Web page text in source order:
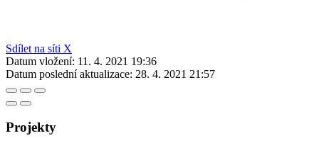
Sdílet na síti X
Datum vložení: 11. 4. 2021 19:36
Datum poslední aktualizace: 28. 4. 2021 21:57
Projekty